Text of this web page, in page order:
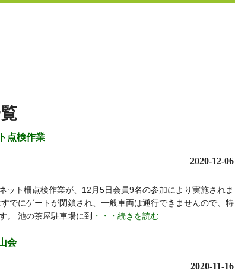
点検作業
2020-12-06
ット柵点検作業が、12月5日会員9名の参加により実施されま
でにゲートが閉鎖され、一般車両は通行できませんので、特
。 池の茶屋駐車場に到 ・・・続きを読む
会
2020-11-16